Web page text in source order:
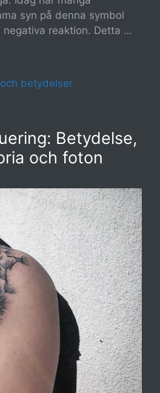
syn på denna symbol
negativa reaktion. Detta …
betydelser
Betydelse,
och foton